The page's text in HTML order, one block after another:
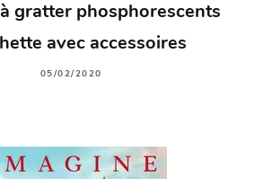
gratter phosphorescents
avec accessoires
05/02/2020